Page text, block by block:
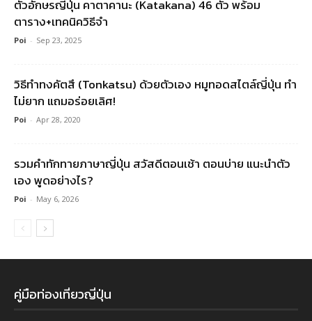
ตัวอักษรญี่ปุ่น คาตาคานะ (Katakana) 46 ตัว พร้อม
ตาราง+เทคนิควิธีจำ
Poi - Sep 23, 2025
วิธีทำทงคัตสึ (Tonkatsu) ด้วยตัวเอง หมูทอดสไตล์ญี่ปุ่น ทำ
ไม่ยาก แถมอร่อยเลิศ!
Poi - Apr 28, 2020
รวมคําทักทายภาษาญี่ปุ่น สวัสดีตอนเช้า ตอนบ่าย แนะนำตัว
เอง พูดอย่างไร?
Poi - May 6, 2026
คู่มือท่องเที่ยวญี่ปุ่น